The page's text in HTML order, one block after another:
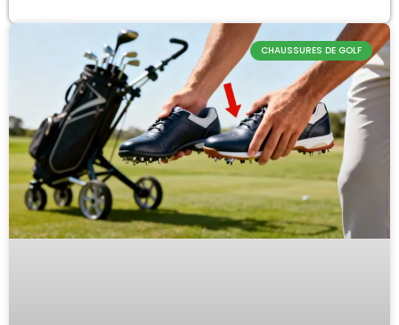
CHAUSSURES DE GOLF